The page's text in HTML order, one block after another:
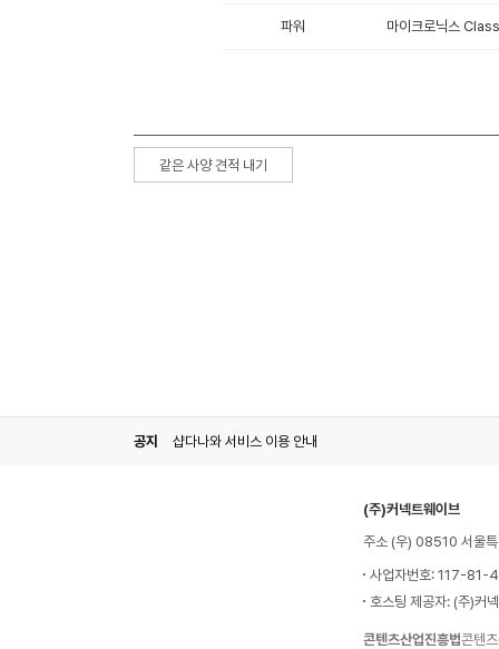
파워 마이크로닉스
같은 사양 견적 내기
공지 샵다나와 서비스 이용 안내
(주)커넥트웨이브
주소 (우) 08510 서울
사업자번호: 117-81-
호스팅 제공자: (주)커
콘텐츠산업진흥법콘텐